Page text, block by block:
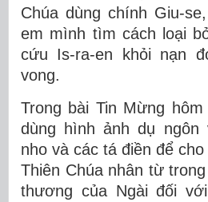
Chúa dùng chính Giu-
em mình tìm cách loại
cứu Is-ra-en khỏi nạn
vong.
Trong bài Tin Mừng
dùng hình ảnh dụ
nho và các tá điền để
Thiên Chúa nhân từ
thương của Ngài đối